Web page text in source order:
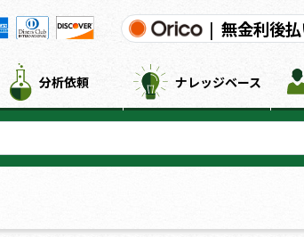
| 無金利後
分析依頼 ナレッジベース